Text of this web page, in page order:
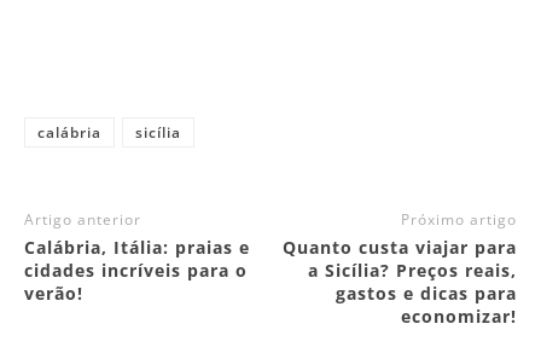
calábria sicília
Artigo anterior
Calábria, Itália: praias e
cidades incríveis para o
verão!
Próximo artigo
Quanto custa viajar para
a Sicília? Preços reais,
gastos e dicas para
economizar!